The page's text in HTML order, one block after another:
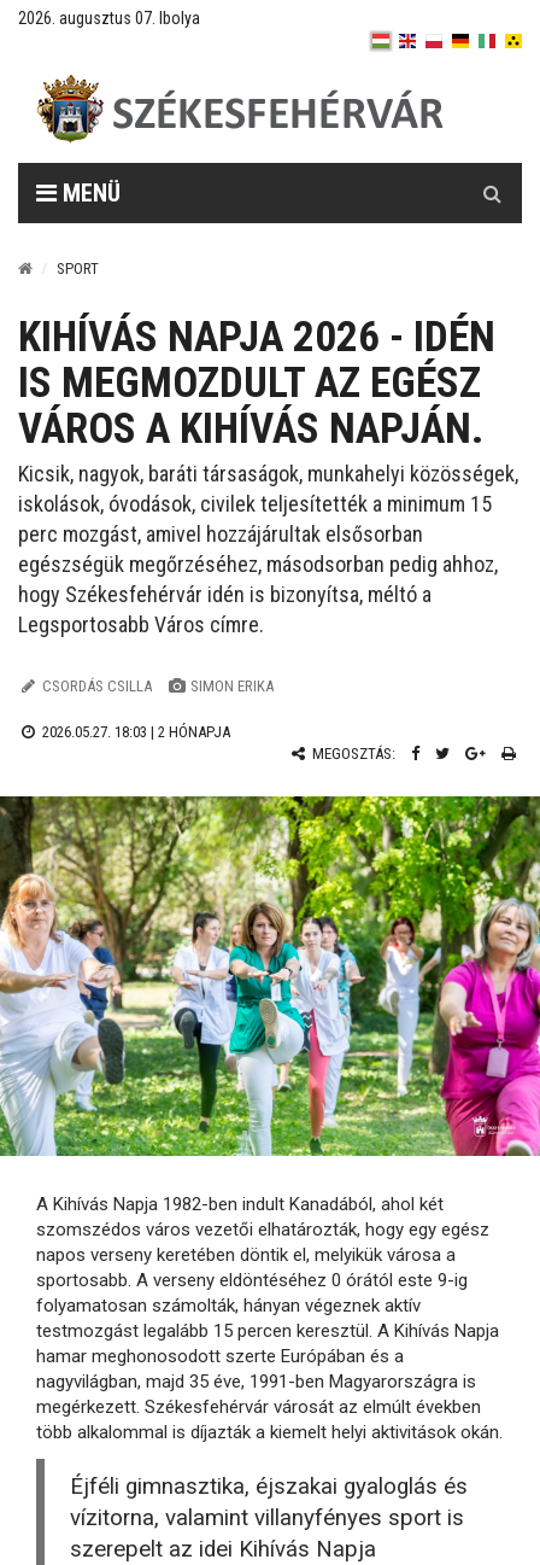
2026. augusztus 07. Ibolya
MENÜ
SPORT
KIHÍVÁS NAPJA 2026 - IDÉN
IS MEGMOZDULT AZ EGÉSZ
VÁROS A KIHÍVÁS NAPJÁN.
Kicsik, nagyok, baráti társaságok, munkahelyi közösségek,
iskolások, óvodások, civilek teljesítették a minimum 15
perc mozgást, amivel hozzájárultak elsősorban
egészségük megőrzéséhez, másodsorban pedig ahhoz,
hogy Székesfehérvár idén is bizonyítsa, méltó a
Legsportosabb Város címre.
CSORDÁS CSILLA SIMON ERIKA
2026.05.27. 18:03 | 2 HÓNAPJA
MEGOSZTÁS:
A Kihívás Napja 1982-ben indult Kanadából, ahol két
szomszédos város vezetői elhatározták, hogy egy egész
napos verseny keretében döntik el, melyikük városa a
sportosabb. A verseny eldöntéséhez 0 órától este 9-ig
folyamatosan számolták, hányan végeznek aktív
testmozgást legalább 15 percen keresztül. A Kihívás Napja
hamar meghonosodott szerte Európában és a
nagyvilágban, majd 35 éve, 1991-ben Magyarországra is
megérkezett. Székesfehérvár városát az elmúlt években
több alkalommal is díjazták a kiemelt helyi aktivitások okán.
Éjféli gimnasztika, éjszakai gyaloglás és
vízitorna, valamint villanyfényes sport is
szerepelt az idei Kihívás Napja